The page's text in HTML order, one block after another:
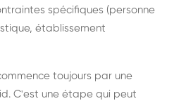
spécifiques (personne
établissement
toujours par une
C'est une étape qui peut